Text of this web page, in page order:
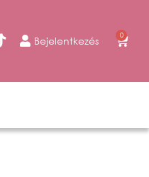
Bejelentkezés 0